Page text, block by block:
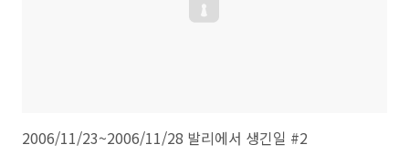
2006/11/23~2006/11/28 발리에서 생긴일 #2